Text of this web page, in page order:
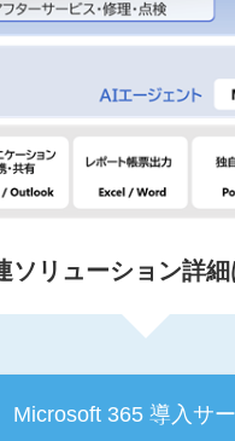
ソリューション詳
Microsoft 365 導入サ